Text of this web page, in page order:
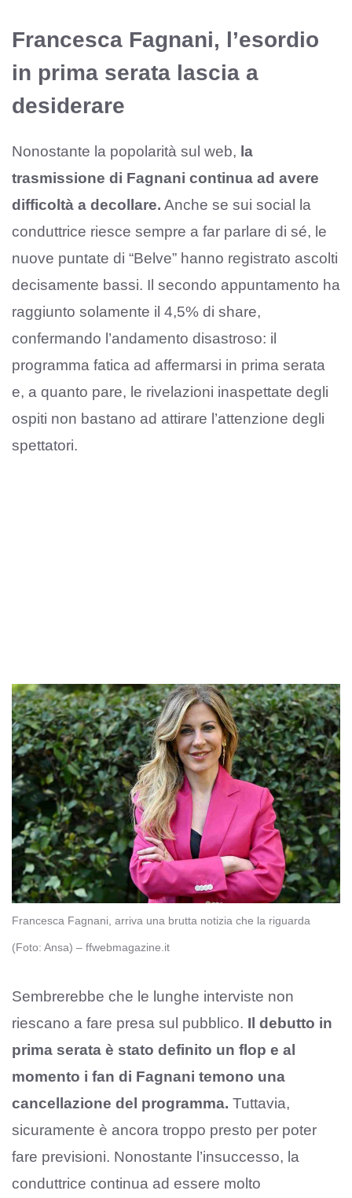
Francesca Fagnani, l’esordio
in prima serata lascia a
desiderare
Nonostante la popolarità sul web, la
trasmissione di Fagnani continua ad avere
difficoltà a decollare. Anche se sui social la
conduttrice riesce sempre a far parlare di sé, le
nuove puntate di “Belve” hanno registrato ascolti
decisamente bassi. Il secondo appuntamento ha
raggiunto solamente il 4,5% di share,
confermando l’andamento disastroso: il
programma fatica ad affermarsi in prima serata
e, a quanto pare, le rivelazioni inaspettate degli
ospiti non bastano ad attirare l’attenzione degli
spettatori.
Francesca Fagnani, arriva una brutta notizia che la riguarda
(Foto: Ansa) – ffwebmagazine.it
Sembrerebbe che le lunghe interviste non
riescano a fare presa sul pubblico. Il debutto in
prima serata è stato definito un flop e al
momento i fan di Fagnani temono una
cancellazione del programma. Tuttavia,
sicuramente è ancora troppo presto per poter
fare previsioni. Nonostante l’insuccesso, la
conduttrice continua ad essere molto